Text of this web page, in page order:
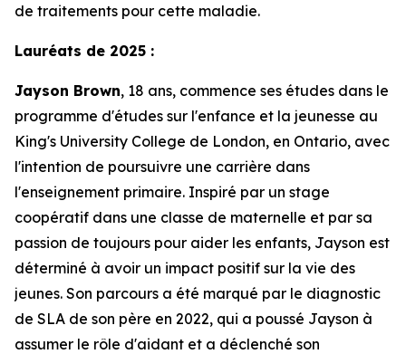
de traitements pour cette maladie.
Lauréats de 2025 :
Jayson Brown, 18 ans, commence ses études dans le
programme d'études sur l'enfance et la jeunesse au
King's University College de London, en Ontario, avec
l'intention de poursuivre une carrière dans
l'enseignement primaire. Inspiré par un stage
coopératif dans une classe de maternelle et par sa
passion de toujours pour aider les enfants, Jayson est
déterminé à avoir un impact positif sur la vie des
jeunes. Son parcours a été marqué par le diagnostic
de SLA de son père en 2022, qui a poussé Jayson à
assumer le rôle d'aidant et a déclenché son